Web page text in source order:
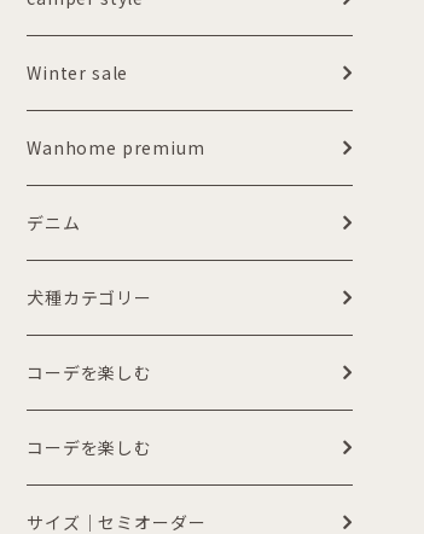
Winter sale
Wanhome premium
デニム
犬種カテゴリー
コーデを楽しむ
コーデを楽しむ
サイズ｜セミオーダー